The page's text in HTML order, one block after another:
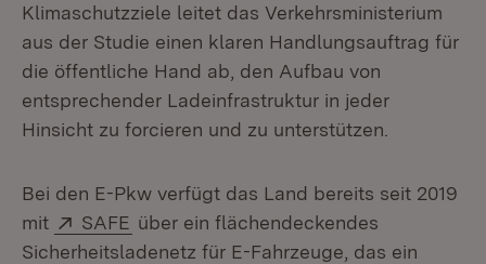
Klimaschutzziele leitet das Verkehrsministerium
aus der Studie einen klaren Handlungsauftrag für
die öffentliche Hand ab, den Aufbau von
entsprechender Ladeinfrastruktur in jeder
Hinsicht zu forcieren und zu unterstützen.
Bei den E-Pkw verfügt das Land bereits seit 2019
mit
Extern:
SAFE (Öffnet in neuem Fenster)
über ein flächendeckendes
Sicherheitsladenetz für E-Fahrzeuge, das ein